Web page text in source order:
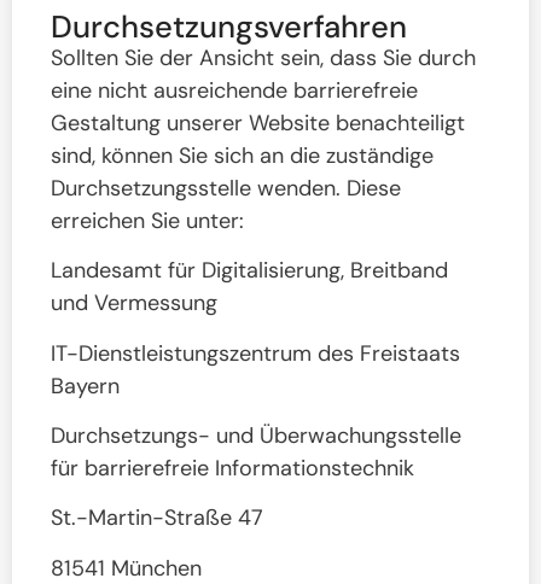
Durchsetzungsverfahren
Sollten Sie der Ansicht sein, dass Sie durch
eine nicht ausreichende barrierefreie
Gestaltung unserer Website benachteiligt
sind, können Sie sich an die zuständige
Durchsetzungsstelle wenden. Diese
erreichen Sie unter:
Landesamt für Digitalisierung, Breitband
und Vermessung
IT-Dienstleistungszentrum des Freistaats
Bayern
Durchsetzungs- und Überwachungsstelle
für barrierefreie Informationstechnik
St.-Martin-Straße 47
81541 München